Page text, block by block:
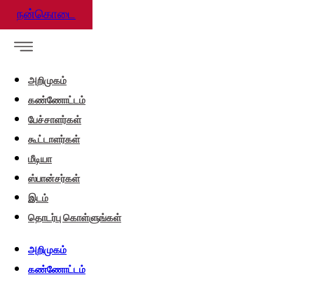
நன்கொடை
அறிமுகம்
கண்ணோட்டம்
பேச்சாளர்கள்
கூட்டாளர்கள்
மீடியா
ஸ்பான்சர்கள்
இடம்
தொடர்பு கொள்ளுங்கள்
அறிமுகம்
கண்ணோட்டம்